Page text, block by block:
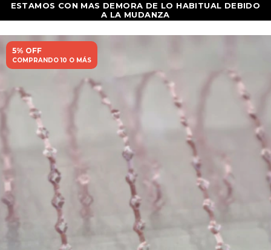
5% OFF
COMPRANDO 10 O MÁS